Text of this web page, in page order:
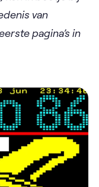
van
pagina’s in